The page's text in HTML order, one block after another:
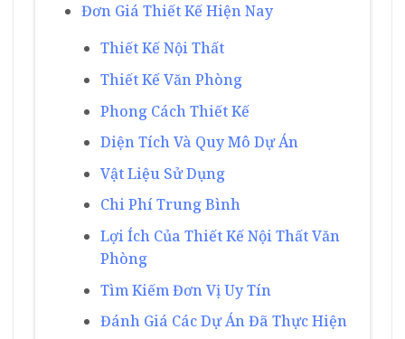
Đơn Giá Thiết Kế Hiện Nay
Thiết Kế Nội Thất
Thiết Kế Văn Phòng
Phong Cách Thiết Kế
Diện Tích Và Quy Mô Dự Án
Vật Liệu Sử Dụng
Chi Phí Trung Bình
Lợi Ích Của Thiết Kế Nội Thất Văn
Phòng
Tìm Kiếm Đơn Vị Uy Tín
Đánh Giá Các Dự Án Đã Thực Hiện